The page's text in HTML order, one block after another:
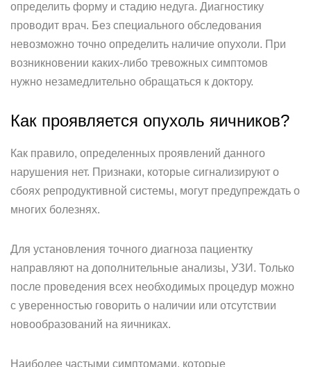
определить форму и стадию недуга. Диагностику
проводит врач. Без специального обследования
невозможно точно определить наличие опухоли. При
возникновении каких-либо тревожных симптомов
нужно незамедлительно обращаться к доктору.
Как проявляется опухоль яичников?
Как правило, определенных проявлений данного
нарушения нет. Признаки, которые сигнализируют о
сбоях репродуктивной системы, могут предупреждать о
многих болезнях.
Для установления точного диагноза пациентку
направляют на дополнительные анализы, УЗИ. Только
после проведения всех необходимых процедур можно
с уверенностью говорить о наличии или отсутствии
новообразований на яичниках.
Наиболее частыми симптомами, которые